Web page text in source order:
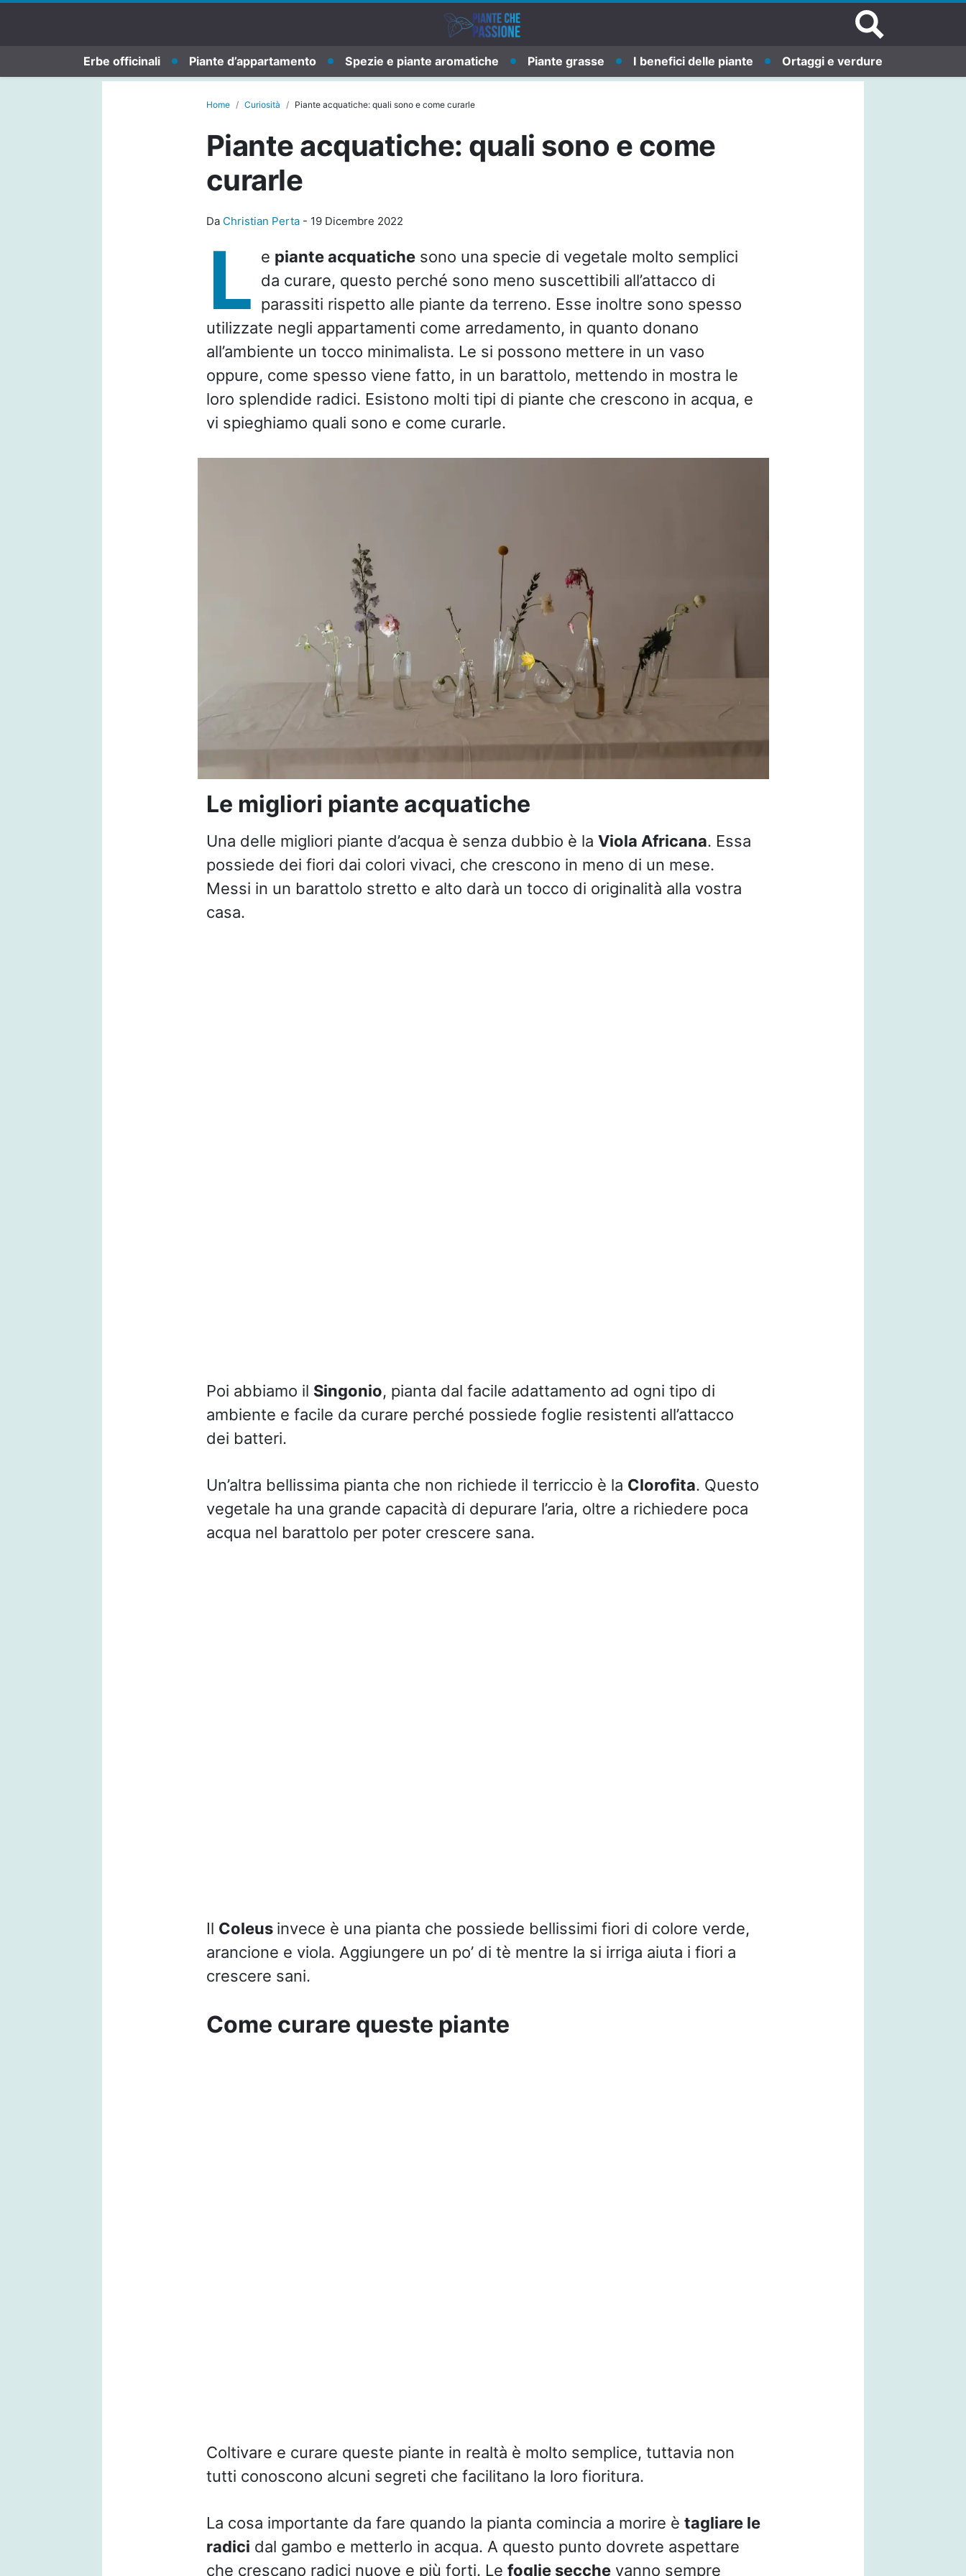
Erbe officinali Piante d’appartamento Spezie e piante aromatiche Piante grasse I benefici delle piante Ortaggi e verdure
Home Curiosità Piante acquatiche: quali sono e come curarle
Piante acquatiche: quali sono e come
curarle
Da Christian Perta- 19 Dicembre 2022
L e piante acquatichesono una specie di vegetale molto semplici
da curare, questo perché sono meno suscettibili all’attacco di
parassiti rispetto alle piante da terreno. Esse inoltre sono spesso
utilizzate negli appartamenti come arredamento, in quanto donano
all’ambiente un tocco minimalista. Le si possono mettere in un vaso
oppure, come spesso viene fatto, in un barattolo, mettendo in mostra le
loro splendide radici. Esistono molti tipi di piante che crescono in acqua, e
vi spieghiamo quali sono e come curarle.
Le migliori piante acquatiche
Una delle migliori piante d’acqua è senza dubbio è la Viola Africana. Essa
possiede dei fiori dai colori vivaci, che crescono in meno di un mese.
Messi in un barattolo stretto e alto darà un tocco di originalità alla vostra
casa.
Poi abbiamo il Singonio, pianta dal facile adattamento ad ogni tipo di
ambiente e facile da curare perché possiede foglie resistenti all’attacco
dei batteri.
Un’altra bellissima pianta che non richiede il terriccio è la Clorofita. Questo
vegetale ha una grande capacità di depurare l’aria, oltre a richiedere poca
acqua nel barattolo per poter crescere sana.
Il Coleus invece è una pianta che possiede bellissimi fiori di colore verde,
arancione e viola. Aggiungere un po’ di tè mentre la si irriga aiuta i fiori a
crescere sani.
Come curare queste piante
Coltivare e curare queste piante in realtà è molto semplice, tuttavia non
tutti conoscono alcuni segreti che facilitano la loro fioritura.
La cosa importante da fare quando la pianta comincia a morire è tagliare le
radici dal gambo e metterlo in acqua. A questo punto dovrete aspettare
che crescano radici nuove e più forti. Le foglie secchevanno sempre